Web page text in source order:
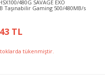
480G SAVAGE EXO
Taşınabilir Gaming 500/480MB/s
TL
tükenmiştir.